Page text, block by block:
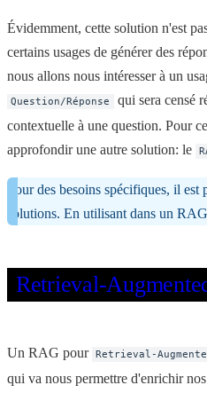
Évidemment, cette solution n'est
certains usages de générer des
nous allons nous intéresser à un
Question/Réponse
qui sera censé
contextuelle à une question. Pour
approfondir une autre solution: le
Pour des besoins spécifiques, il
solutions. En utilisant dans un
Retrieval-
Un RAG pour Retrieval-
qui va nous permettre d'enrichir